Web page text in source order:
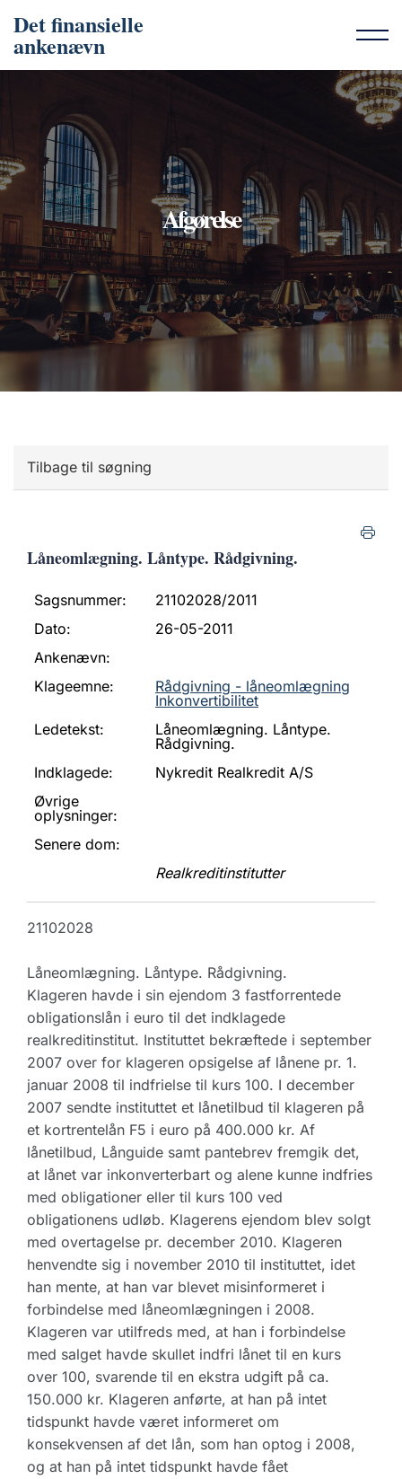
Det finansielle
ankenævn
Afgørelse
Tilbage til søgning
Låneomlægning. Låntype. Rådgivning.
Sagsnummer:
21102028/2011
Dato:
26-05-2011
Ankenævn:
Klageemne:
Rådgivning - låneomlægning
Inkonvertibilitet
Ledetekst:
Låneomlægning. Låntype.
Rådgivning.
Indklagede:
Nykredit Realkredit A/S
Øvrige
oplysninger:
Senere dom:
Realkreditinstitutter
21102028
Låneomlægning. Låntype. Rådgivning.
Klageren havde i sin ejendom 3 fastforrentede
obligationslån i euro til det indklagede
realkreditinstitut. Instituttet bekræftede i september
2007 over for klageren opsigelse af lånene pr. 1.
januar 2008 til indfrielse til kurs 100. I december
2007 sendte instituttet et lånetilbud til klageren på
et kortrentelån F5 i euro på 400.000 kr. Af
lånetilbud, Långuide samt pantebrev fremgik det,
at lånet var inkonverterbart og alene kunne indfries
med obligationer eller til kurs 100 ved
obligationens udløb. Klagerens ejendom blev solgt
med overtagelse pr. december 2010. Klageren
henvendte sig i november 2010 til instituttet, idet
han mente, at han var blevet misinformeret i
forbindelse med låneomlægningen i 2008.
Klageren var utilfreds med, at han i forbindelse
med salget havde skullet indfri lånet til en kurs
over 100, svarende til en ekstra udgift på ca.
150.000 kr. Klageren anførte, at han på intet
tidspunkt havde været informeret om
konsekvensen af det lån, som han optog i 2008,
og at han på intet tidspunkt havde fået